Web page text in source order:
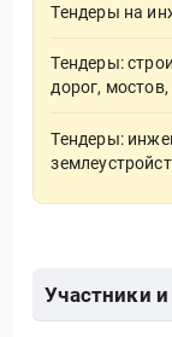
Тендеры на
Тендеры:
дорог,
Тендеры:
Участники